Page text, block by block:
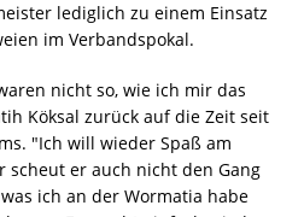
lediglich zu einem Einsatz
im Verbandspokal.
nicht so, wie ich mir das
Köksal zurück auf die Zeit seit
"Ich will wieder Spaß am
scheut er auch nicht den Gang
ich an der Wormatia habe